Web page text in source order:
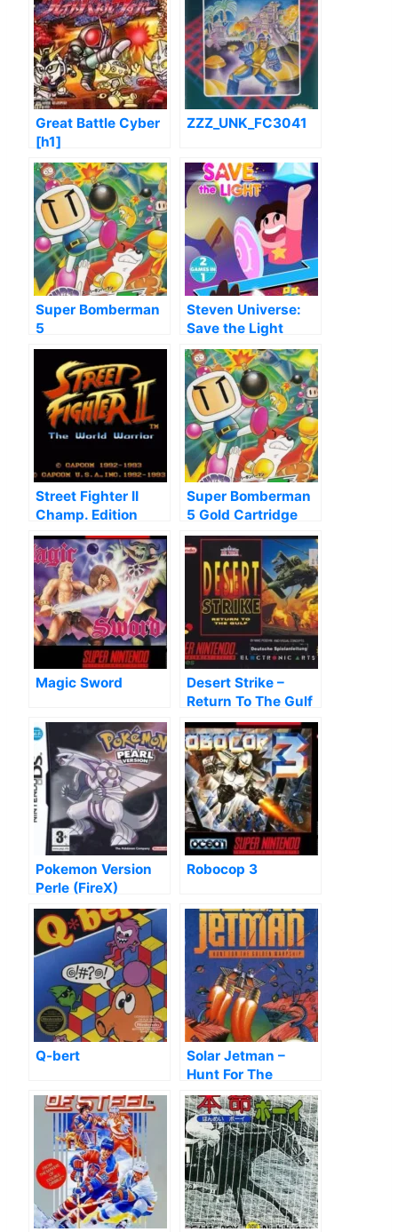
Great Battle Cyber
[h1]
ZZZ_UNK_FC3041
Super Bomberman
5
Steven Universe:
Save the Light
Street Fighter II
Champ. Edition
(Hack)
Super Bomberman
5 Gold Cartridge
Magic Sword
Desert Strike –
Return To The Gulf
Pokemon Version
Perle (FireX)
Robocop 3
Q-bert
Solar Jetman –
Hunt For The
Golden Warpship